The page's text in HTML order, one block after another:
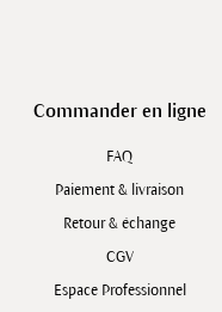
Commander en ligne
FAQ
Paiement & livraison
Retour & échange
CGV
Espace Professionnel